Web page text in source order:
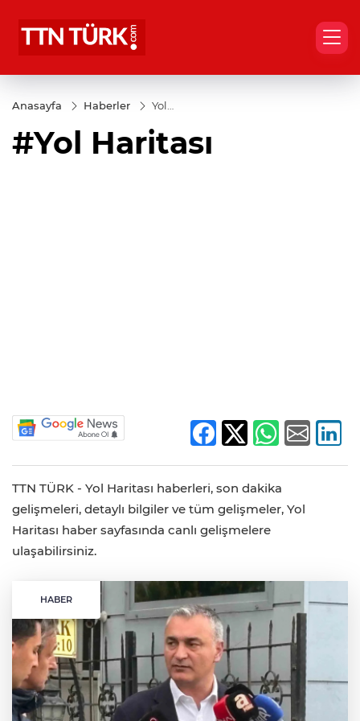
Anasayfa Haberler
Yol
#Yol Haritası
TTN TÜRK - Yol Haritası haberleri, son dakika
gelişmeleri, detaylı bilgiler ve tüm gelişmeler, Yol
Haritası haber sayfasında canlı gelişmelere
ulaşabilirsiniz.
HABER